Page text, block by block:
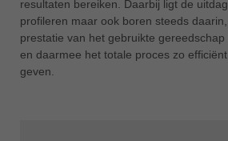
resultaten bereiken. Daarbij ligt de
profileren maar ook boren steeds
prestatie van het gebruikte
en daarmee het totale proces zo
geven.